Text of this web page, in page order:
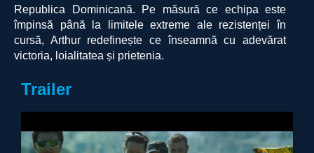
Republica Dominicană. Pe măsură ce echipa este
împinsă până la limitele extreme ale rezistenței în
cursă, Arthur redefinește ce înseamnă cu adevărat
victoria, loialitatea și prietenia.
Trailer